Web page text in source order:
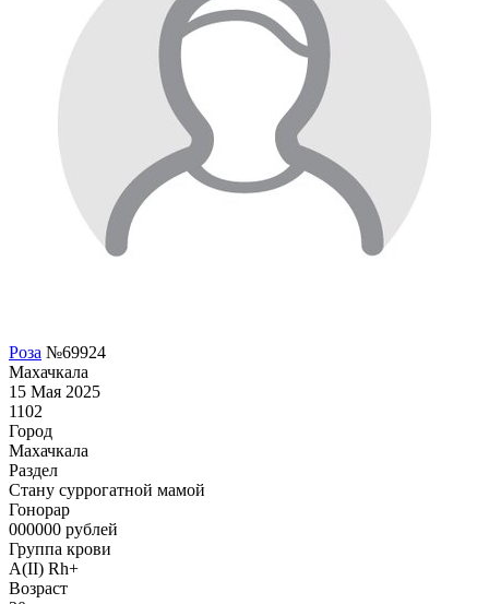
Роза №69924
Махачкала
15 Мая 2025
1102
Город
Махачкала
Раздел
Cтану суррогатной мамой
Гонoрар
000000 рублей
Группа крови
A(II) Rh+
Возраст